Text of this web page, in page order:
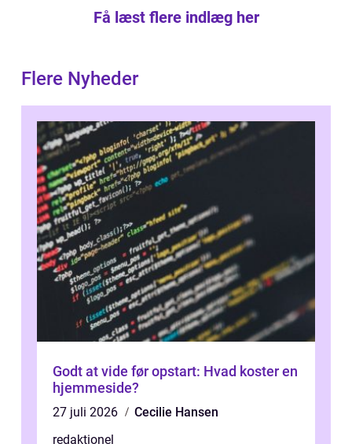
Få læst flere indlæg her
Flere Nyheder
Godt at vide før opstart: Hvad koster en
hjemmeside?
27 juli 2026
Cecilie Hansen
redaktionel